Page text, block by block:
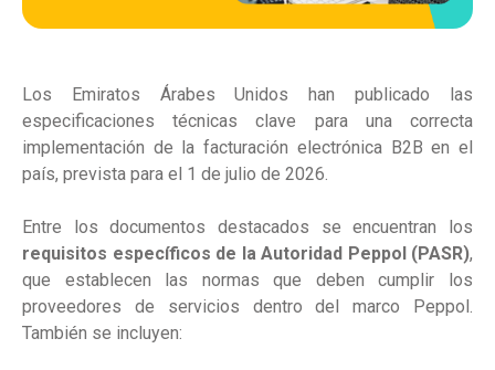
Los Emiratos Árabes Unidos han publicado las
especificaciones técnicas clave para una correcta
implementación de la facturación electrónica B2B en el
país, prevista para el 1 de julio de 2026.
Entre los documentos destacados se encuentran los
requisitos específicos de la Autoridad Peppol (PASR),
que establecen las normas que deben cumplir los
proveedores de servicios dentro del marco Peppol.
También se incluyen: